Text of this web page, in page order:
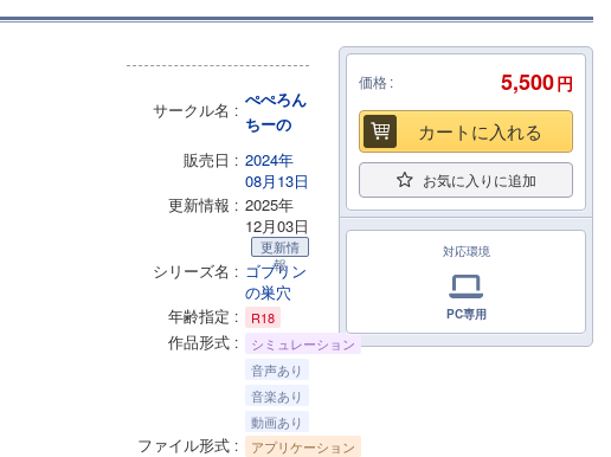
サークル名
ぺぺろん
ちーの
販売日
2024年
08月13日
更新情報
2025年
12月03日
更新情
報
シリーズ名
ゴブリン
の巣穴
年齢指定
R18
作品形式
シミュレーション
音声あり
音楽あり
動画あり
ファイル形式 アプリケーション
価格 5,500円
カートに入れる
お気に入りに追加
対応環境
PC専用